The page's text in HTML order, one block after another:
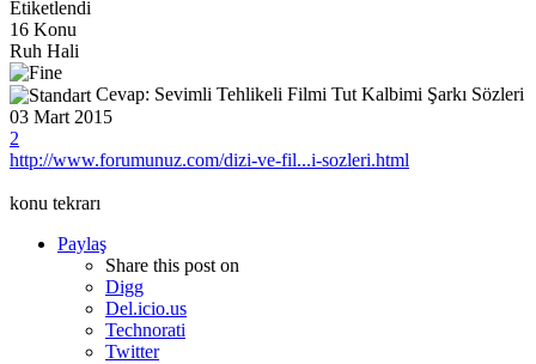
Etiketlendi
16 Konu
Ruh Hali
Cevap: Sevimli Tehlikeli Filmi Tut Kalbimi Şarkı Sözleri
03 Mart 2015
2
http://www.forumunuz.com/dizi-ve-fil...i-sozleri.html
konu tekrarı
Paylaş
Share this post on
Digg
Del.icio.us
Technorati
Twitter